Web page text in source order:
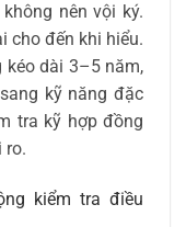
nên vội ký.
cho đến khi hiểu.
kéo dài 3–5 năm,
kỹ năng đặc
tra kỹ hợp đồng
ro.
kiểm tra điều